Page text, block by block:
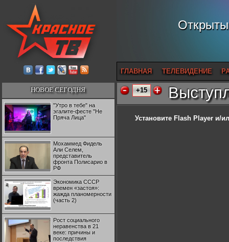
ГЛАВНАЯ ТЕЛЕВИДЕНИЕ
НОВОЕ СЕГОДНЯ
"Утро в тебе" на
эгалите-фесте "Не
Пряча Лица"
Мохаммед Фидель
Али Селем,
представитель
фронта Полисарио в
РФ
Экономика СССР
времен «застоя»:
жажда планомерности
(часть 2)
Рост социального
неравенства в 21
веке: причины и
последствия
+15
Установите Flash Player и/